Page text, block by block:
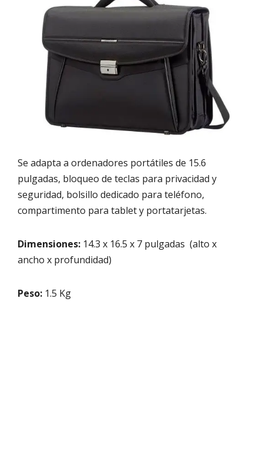
Se adapta a ordenadores portátiles de 15.6
pulgadas, bloqueo de teclas para privacidad y
seguridad, bolsillo dedicado para teléfono,
compartimento para tablet y portatarjetas.
Dimensiones: 14.3 x 16.5 x 7 pulgadas (alto x
ancho x profundidad)
Peso: 1.5 Kg